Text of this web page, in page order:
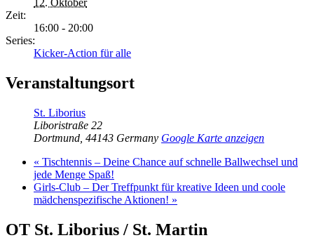
12. Oktober
Zeit:
16:00 - 20:00
Series:
Kicker-Action für alle
Veranstaltungsort
St. Liborius
Liboristraße 22
Dortmund 44143 Germany Google Karte anzeigen
« Tischtennis – Deine Chance auf schnelle Ballwechsel und
jede Menge Spaß!
Girls-Club – Der Treffpunkt für kreative Ideen und coole
mädchenspezifische Aktionen! »
OT St. Liborius / St. Martin